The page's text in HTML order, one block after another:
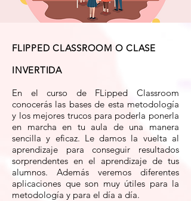
FLIPPED CLASSROOM O CLASE
INVERTIDA
En el curso de FLipped Classroom
conocerás las bases de esta metodología
y los mejores trucos para poderla ponerla
en marcha en tu aula de una manera
sencilla y eficaz. Le damos la vuelta al
aprendizaje para conseguir resultados
sorprendentes en el aprendizaje de tus
alumnos. Además veremos diferentes
aplicaciones que son muy útiles para la
metodología y para el día a día.